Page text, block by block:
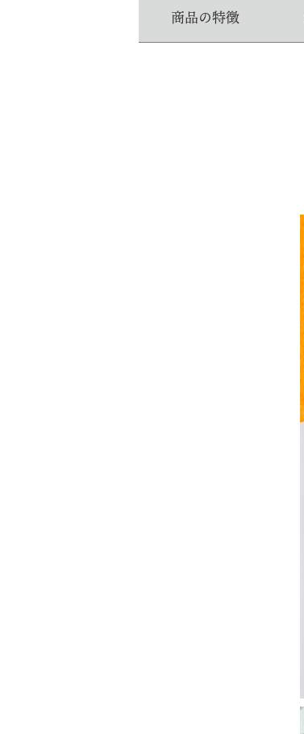
商品の特徴